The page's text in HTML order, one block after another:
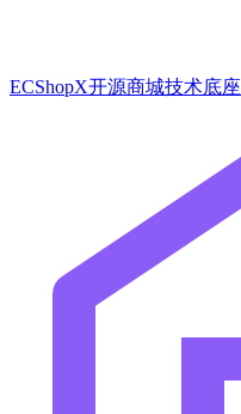
ECShopX开源商城技术底座